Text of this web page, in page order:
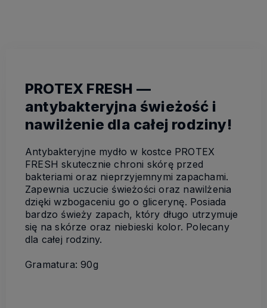
PROTEX FRESH —
antybakteryjna świeżość i
nawilżenie dla całej rodziny!
Antybakteryjne mydło w kostce PROTEX
FRESH skutecznie chroni skórę przed
bakteriami oraz nieprzyjemnymi zapachami.
Zapewnia uczucie świeżości oraz nawilżenia
dzięki wzbogaceniu go o glicerynę. Posiada
bardzo świeży zapach, który długo utrzymuje
się na skórze oraz niebieski kolor. Polecany
dla całej rodziny.
Gramatura: 90g